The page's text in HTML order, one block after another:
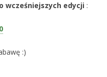
wcześniejszych edycji :
:)